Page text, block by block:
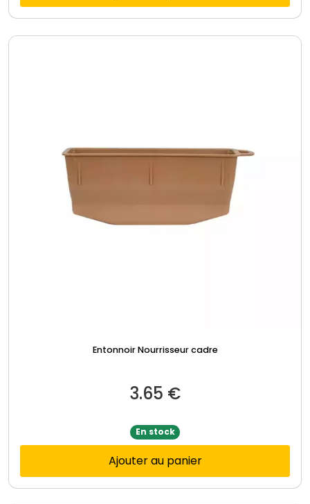
Entonnoir Nourrisseur cadre
3.65 €
En stock
Ajouter au panier